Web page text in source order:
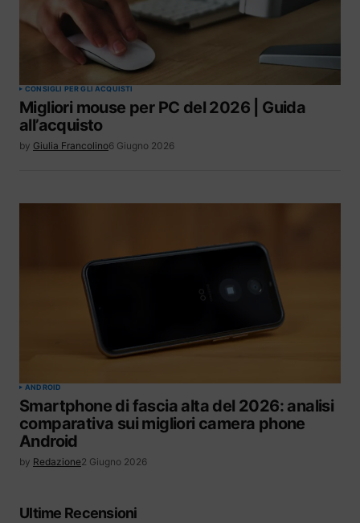
CONSIGLI PER GLI ACQUISTI
Migliori mouse per PC del 2026 | Guida
all’acquisto
by Giulia Francolino6 Giugno 2026
ANDROID
Smartphone di fascia alta del 2026: analisi
comparativa sui migliori camera phone
Android
by Redazione2 Giugno 2026
Ultime Recensioni